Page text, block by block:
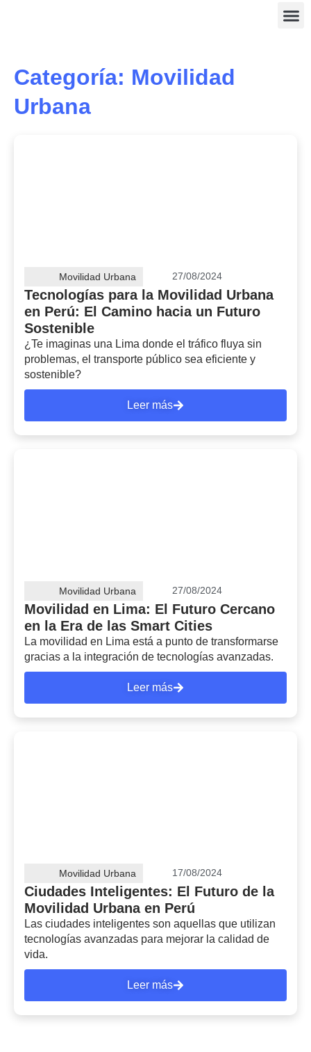
Categoría: Movilidad
Urbana
Movilidad Urbana 27/08/2024
Tecnologías para la Movilidad Urbana
en Perú: El Camino hacia un Futuro
Sostenible
¿Te imaginas una Lima donde el tráfico fluya sin
problemas, el transporte público sea eficiente y
sostenible?
Leer más
Movilidad Urbana 27/08/2024
Movilidad en Lima: El Futuro Cercano
en la Era de las Smart Cities
La movilidad en Lima está a punto de transformarse
gracias a la integración de tecnologías avanzadas.
Leer más
Movilidad Urbana 17/08/2024
Ciudades Inteligentes: El Futuro de la
Movilidad Urbana en Perú
Las ciudades inteligentes son aquellas que utilizan
tecnologías avanzadas para mejorar la calidad de
vida.
Leer más